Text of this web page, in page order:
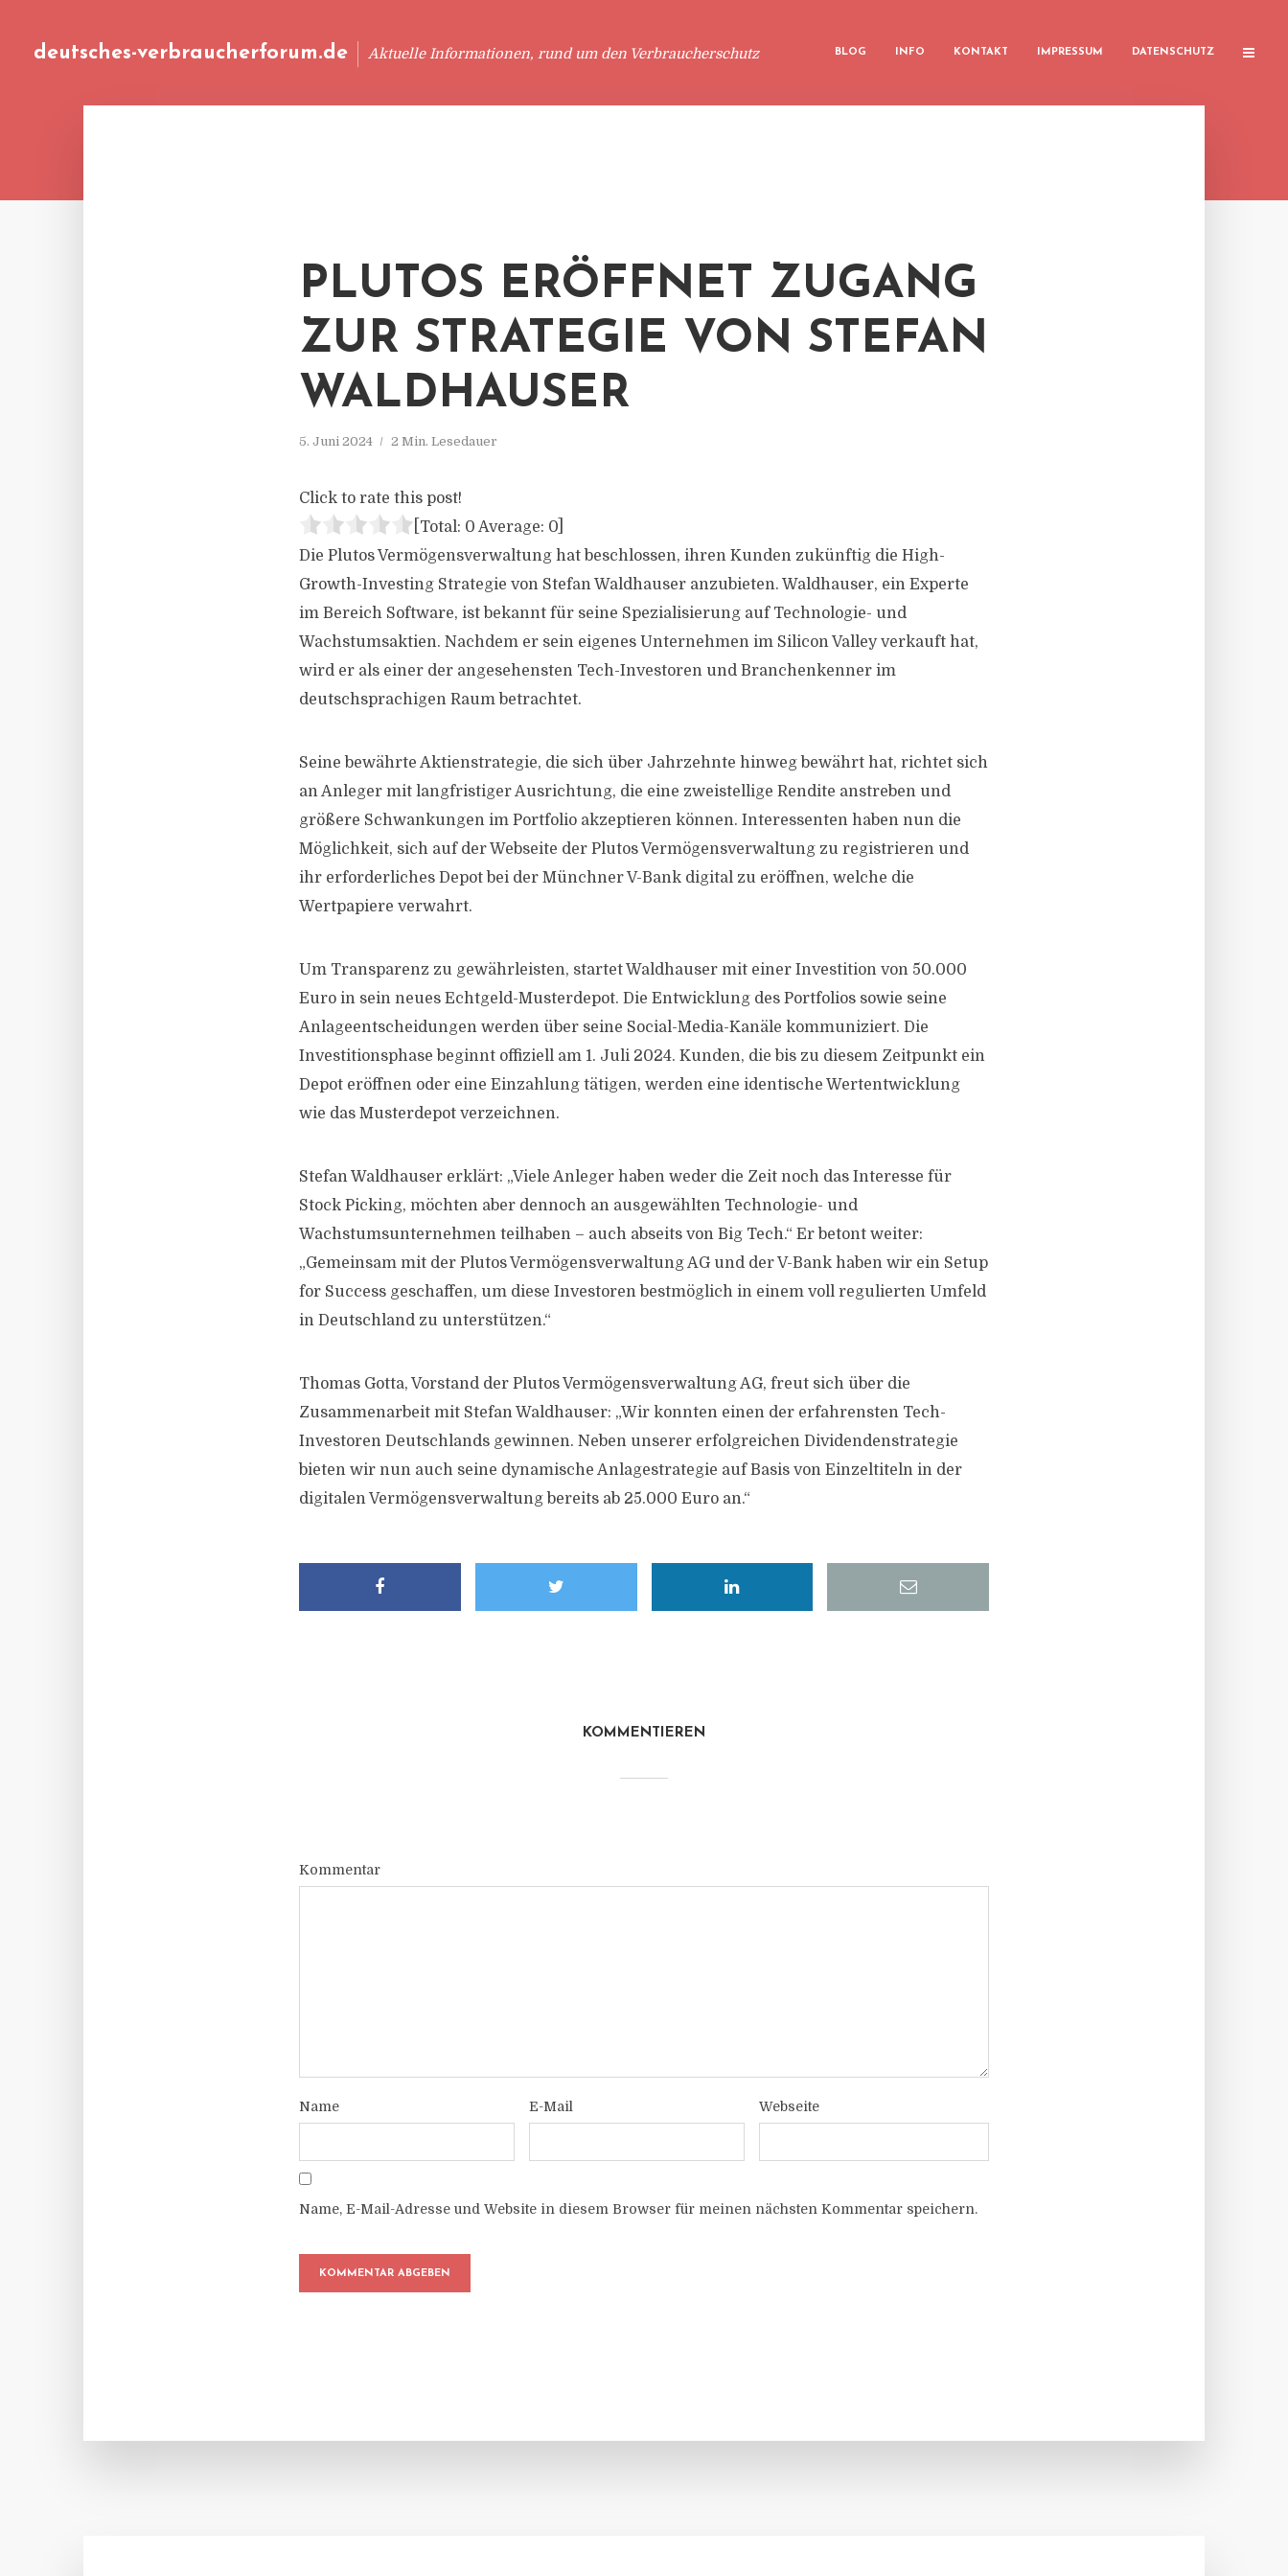
deutsches-verbraucherforum.de Aktuelle Informationen, rund um den Verbraucherschutz BLOG INFO KONTAKT IMPRESSUM DATENSCHUTZ
PLUTOS ERÖFFNET ZUGANG
ZUR STRATEGIE VON STEFAN
WALDHAUSER
5. Juni 2024 2 Min. Lesedauer
Click to rate this post!
[Total: 0 Average: 0
Die Plutos Vermögensverwaltung hat beschlossen, ihren Kunden zukünftig die High-
Growth-Investing Strategie von Stefan Waldhauser anzubieten. Waldhauser, ein Experte
im Bereich Software, ist bekannt für seine Spezialisierung auf Technologie- und
Wachstumsaktien. Nachdem er sein eigenes Unternehmen im Silicon Valley verkauft hat,
wird er als einer der angesehensten Tech-Investoren und Branchenkenner im
deutschsprachigen Raum betrachtet.
Seine bewährte Aktienstrategie, die sich über Jahrzehnte hinweg bewährt hat, richtet sich
an Anleger mit langfristiger Ausrichtung, die eine zweistellige Rendite anstreben und
größere Schwankungen im Portfolio akzeptieren können. Interessenten haben nun die
Möglichkeit, sich auf der Webseite der Plutos Vermögensverwaltung zu registrieren und
ihr erforderliches Depot bei der Münchner V-Bank digital zu eröffnen, welche die
Wertpapiere verwahrt.
Um Transparenz zu gewährleisten, startet Waldhauser mit einer Investition von 50.000
Euro in sein neues Echtgeld-Musterdepot. Die Entwicklung des Portfolios sowie seine
Anlageentscheidungen werden über seine Social-Media-Kanäle kommuniziert. Die
Investitionsphase beginnt offiziell am 1. Juli 2024. Kunden, die bis zu diesem Zeitpunkt ein
Depot eröffnen oder eine Einzahlung tätigen, werden eine identische Wertentwicklung
wie das Musterdepot verzeichnen.
Stefan Waldhauser erklärt: „Viele Anleger haben weder die Zeit noch das Interesse für
Stock Picking, möchten aber dennoch an ausgewählten Technologie- und
Wachstumsunternehmen teilhaben – auch abseits von Big Tech.“ Er betont weiter:
„Gemeinsam mit der Plutos Vermögensverwaltung AG und der V-Bank haben wir ein Setup
for Success geschaffen, um diese Investoren bestmöglich in einem voll regulierten Umfeld
in Deutschland zu unterstützen.“
Thomas Gotta, Vorstand der Plutos Vermögensverwaltung AG, freut sich über die
Zusammenarbeit mit Stefan Waldhauser: „Wir konnten einen der erfahrensten Tech-
Investoren Deutschlands gewinnen. Neben unserer erfolgreichen Dividendenstrategie
bieten wir nun auch seine dynamische Anlagestrategie auf Basis von Einzeltiteln in der
digitalen Vermögensverwaltung bereits ab 25.000 Euro an.“
KOMMENTIEREN
Kommentar
Name E-Mail Webseite
Name, E-Mail-Adresse und Website in diesem Browser für meinen nächsten Kommentar speichern.